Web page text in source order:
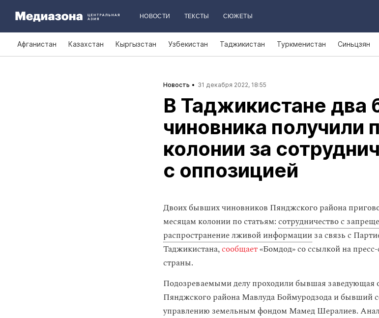
НОВОСТИ ТЕКСТЫ СЮЖЕТЫ
Афганистан Казахстан Кыргызстан Узбекистан Таджикистан Туркменистан Синьцзян
Новость 31 декабря 2022, 18:55
В Таджикистане два
чиновника получили
колонии за
с оппозицией
Двоих бывших чиновников Пянджского района
месяцам колонии по статьям:сотрудничество с
распространение лживой информацииза связь с
Таджикистана,сообщает«Бомдод» со ссылкой на
страны.
Подозреваемыми делу проходили бывшая заведующая
Пянджского района Мавлуда Боймуродзода и бывший
управлению земельным фондом Мамед Шералиев.